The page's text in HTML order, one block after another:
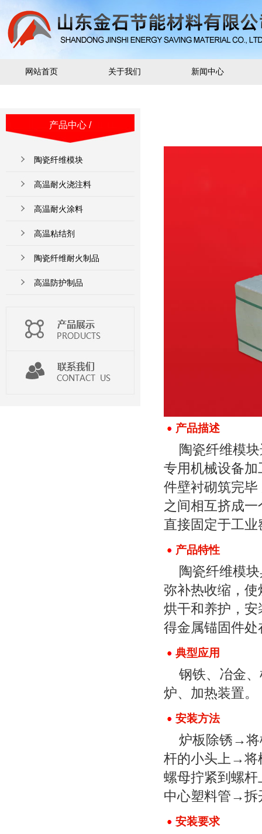
网站首页 关于我们 新闻中心
产品中心 /
陶瓷纤维模块
高温耐火浇注料
高温耐火涂料
高温粘结剂
陶瓷纤维耐火制品
高温防护制品
产品描述
陶瓷纤维模
专用机械设备
件壁衬砌筑完
之间相互挤成
直接固定于工
产品特性
陶瓷纤维模
弥补热收缩，
烘干和养护，
得金属锚固件
典型应用
钢铁、冶金
炉、加热装置。
安装方法
炉板除锈→将
杆的小头上→将
螺母拧紧到螺
中心塑料管→拆
安装要求